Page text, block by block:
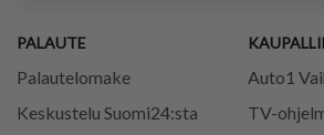
PALAUTE
Palautelomake
Keskustelu Suomi24:sta
Auto1
TV-